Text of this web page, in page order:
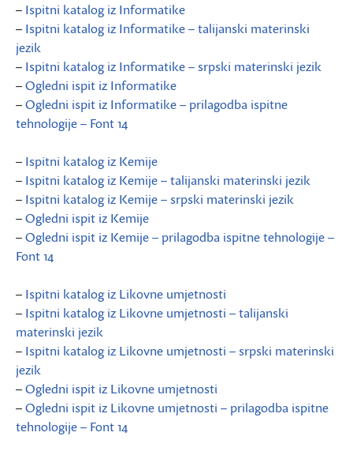
– Ispitni katalog iz Informatike
– Ispitni katalog iz Informatike – talijanski materinski
jezik
– Ispitni katalog iz Informatike – srpski materinski jezik
–Ogledni ispit iz Informatike
–Ogledni ispit iz Informatike – prilagodba ispitne
tehnologije – Font 14
– Ispitni katalog iz Kemije
– Ispitni katalog iz Kemije – talijanski materinski jezik
– Ispitni katalog iz Kemije – srpski materinski jezik
–Ogledni ispit iz Kemije
–Ogledni ispit iz Kemije – prilagodba ispitne tehnologije –
Font 14
– Ispitni katalog iz Likovne umjetnosti
– Ispitni katalog iz Likovne umjetnosti – talijanski
materinski jezik
– Ispitni katalog iz Likovne umjetnosti – srpski materinski
jezik
–Ogledni ispit iz Likovne umjetnosti
–Ogledni ispit iz Likovne umjetnosti – prilagodba ispitne
tehnologije – Font 14